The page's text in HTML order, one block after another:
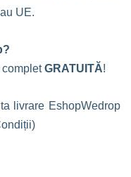
UE.
completGRATUITĂ!
livrare EshopWedrop